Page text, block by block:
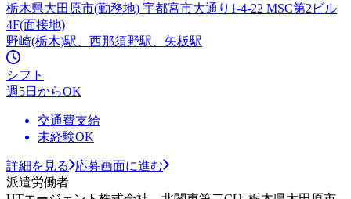
栃木県大田原市(勤務地) 宇都宮市大通り1-4-22 MSC第2ビル
4F(面接地)
野崎(栃木)駅、西那須野駅、矢板駅
シフト
週5日からOK
交通費支給
未経験OK
詳細を見る
応募画面に進む
派遣労働者